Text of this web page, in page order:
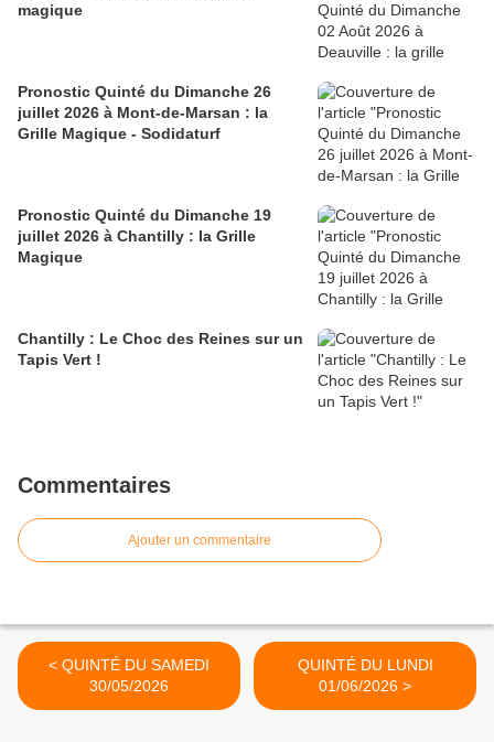
magique
Pronostic Quinté du Dimanche 26
juillet 2026 à Mont-de-Marsan : la
Grille Magique - Sodidaturf
Pronostic Quinté du Dimanche 19
juillet 2026 à Chantilly : la Grille
Magique
Chantilly : Le Choc des Reines sur un
Tapis Vert !
Commentaires
Ajouter un commentaire
< QUINTÉ DU SAMEDI
30/05/2026
QUINTÉ DU LUNDI
01/06/2026 >